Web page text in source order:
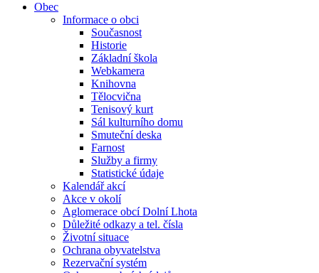
Obec
Informace o obci
Současnost
Historie
Základní škola
Webkamera
Knihovna
Tělocvična
Tenisový kurt
Sál kulturního domu
Smuteční deska
Farnost
Služby a firmy
Statistické údaje
Kalendář akcí
Akce v okolí
Aglomerace obcí Dolní Lhota
Důležité odkazy a tel. čísla
Životní situace
Ochrana obyvatelstva
Rezervační systém